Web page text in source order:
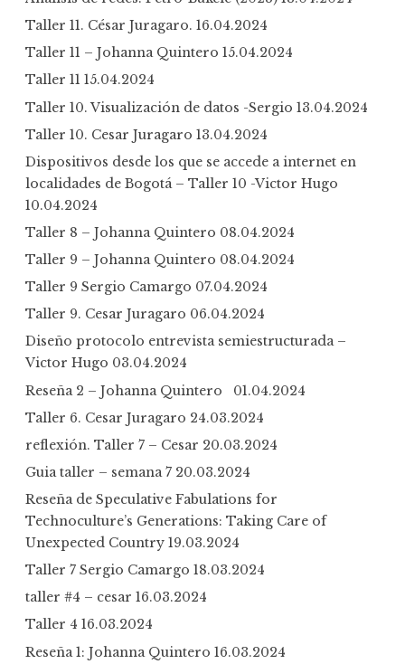
Taller 11. César Juragaro. 16.04.2024
Taller 11 – Johanna Quintero 15.04.2024
Taller 11 15.04.2024
Taller 10. Visualización de datos -Sergio 13.04.2024
Taller 10. Cesar Juragaro 13.04.2024
Dispositivos desde los que se accede a internet en
localidades de Bogotá – Taller 10 -Victor Hugo
10.04.2024
Taller 8 – Johanna Quintero 08.04.2024
Taller 9 – Johanna Quintero 08.04.2024
Taller 9 Sergio Camargo 07.04.2024
Taller 9. Cesar Juragaro 06.04.2024
Diseño protocolo entrevista semiestructurada –
Victor Hugo 03.04.2024
Reseña 2 – Johanna Quintero
01.04.2024
Taller 6. Cesar Juragaro 24.03.2024
reflexión. Taller 7 – Cesar 20.03.2024
Guia taller – semana 7 20.03.2024
Reseña de Speculative Fabulations for
Technoculture’s Generations: Taking Care of
Unexpected Country 19.03.2024
Taller 7 Sergio Camargo 18.03.2024
taller #4 – cesar 16.03.2024
Taller 4 16.03.2024
Reseña 1: Johanna Quintero 16.03.2024